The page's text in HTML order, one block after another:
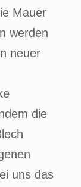
Mauer
werden
neuer
die
uns das